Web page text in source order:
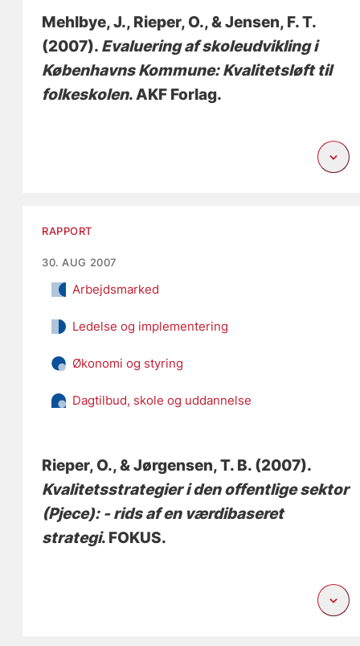
Mehlbye, J., Rieper, O., & Jensen, F. T.
(2007). Evaluering af skoleudvikling i
Københavns Kommune: Kvalitetsløft til
folkeskolen. AKF Forlag.
RAPPORT
30. AUG 2007
Arbejdsmarked
Ledelse og implementering
Økonomi og styring
Dagtilbud, skole og uddannelse
Rieper, O., & Jørgensen, T. B. (2007).
Kvalitetsstrategier i den offentlige sektor
(Pjece): - rids af en værdibaseret
strategi. FOKUS.